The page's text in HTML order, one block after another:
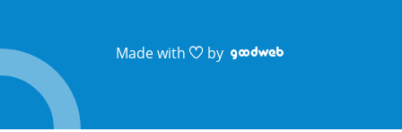
Made with by